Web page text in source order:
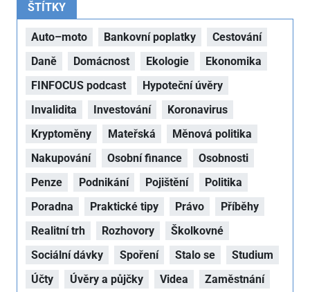
ŠTÍTKY
Auto–moto Bankovní poplatky
Cestování
Daně
Domácnost Ekologie
Ekonomika
FINFOCUS podcast
Hypoteční úvěry
Invalidita
Investování
Koronavirus
Kryptoměny
Mateřská
Měnová politika
Nakupování
Osobní finance
Osobnosti
Penze
Podnikání Pojištění
Politika
Poradna
Praktické tipy Právo
Příběhy
Realitní trh
Rozhovory
Školkovné
Sociální dávky
Spoření Stalo se
Studium
Účty
Úvěry a půjčky Videa
Zaměstnání